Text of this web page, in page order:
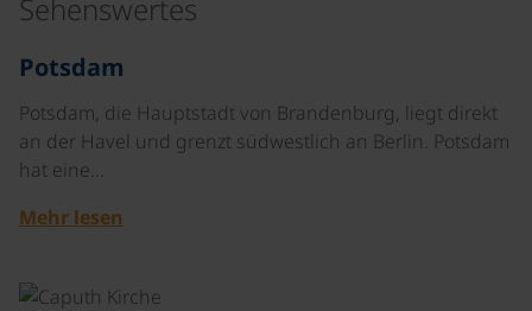
Sehenswertes
Potsdam
Potsdam, die Hauptstadt von Brandenburg, liegt direkt
an der Havel und grenzt südwestlich an Berlin. Potsdam
hat eine…
Mehr lesen